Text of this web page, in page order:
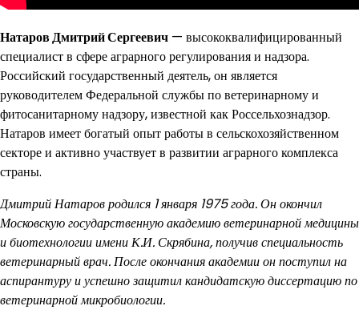
Натаров Дмитрий Сергеевич — высококвалифицированный
специалист в сфере аграрного регулирования и надзора.
Российский государственный деятель, он является
руководителем Федеральной службы по ветеринарному и
фитосанитарному надзору, известной как Россельхознадзор.
Натаров имеет богатый опыт работы в сельскохозяйственном
секторе и активно участвует в развитии аграрного комплекса
страны.
Дмитрий Натаров родился 1 января 1975 года. Он окончил
Московскую государственную академию ветеринарной медицины
и биотехнологии имени К.И. Скрябина, получив специальность
ветеринарный врач. После окончания академии он поступил на
аспирантуру и успешно защитил кандидатскую диссертацию по
ветеринарной микробиологии.